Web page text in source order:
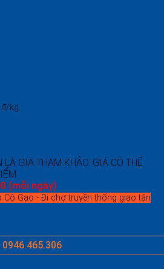
kg
GIÁ THAM KHẢO. GIÁ CÓ THỂ
(mỗi ngày)
Cô Gạo - Đi chợ truyền thống giao tận
0946.465.306